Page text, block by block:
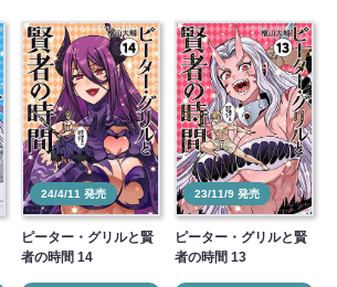
24/4/11 発売
ピーター・グリルと賢
者の時間 14
23/11/9 発売
ピーター・グリルと賢
者の時間 13